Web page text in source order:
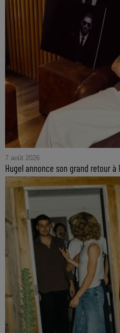
7 août 2026
Hugel annonce son grand retour à